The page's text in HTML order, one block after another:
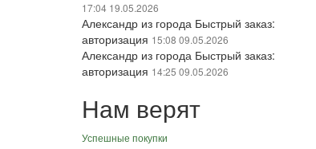
17:04 19.05.2026
Александр из города Быстрый заказ:
авторизация 15:08 09.05.2026
Александр из города Быстрый заказ:
авторизация 14:25 09.05.2026
cmDfgzxXvJbWZYUTIGIcMGl:
регистрация нового аккаунта
18.07.2026